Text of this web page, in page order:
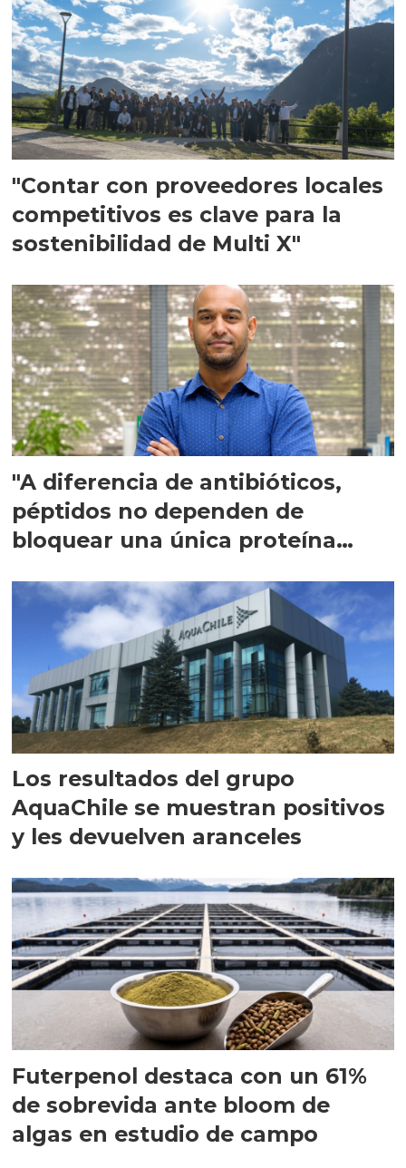
"Contar con proveedores locales
competitivos es clave para la
sostenibilidad de Multi X"
"A diferencia de antibióticos,
péptidos no dependen de
bloquear una única proteína
Los resultados del grupo
AquaChile se muestran positivos
y les devuelven aranceles
Futerpenol destaca con un 61%
de sobrevida ante bloom de
algas en estudio de campo